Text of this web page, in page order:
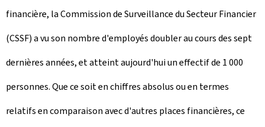
financière, la Commission de Surveillance du Secteur Financier
(CSSF) a vu son nombre d'employés doubler au cours des sept
dernières années, et atteint aujourd'hui un effectif de 1 000
personnes. Que ce soit en chiffres absolus ou en termes
relatifs en comparaison avec d'autres places financières, ce